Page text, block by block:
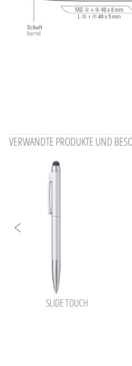
VERWANDTE PRODUKTE UND
SLIDE TOUCH